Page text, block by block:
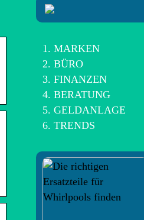
MARKEN
BÜRO
FINANZEN
BERATUNG
GELDANLAGE
TRENDS